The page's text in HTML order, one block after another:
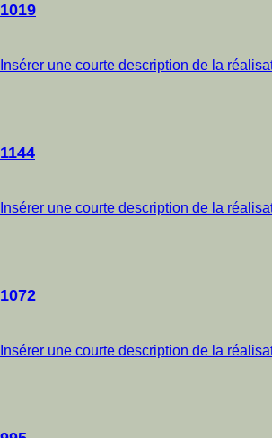
1019
Insérer une courte description de la
1144
Insérer une courte description de la
1072
Insérer une courte description de la